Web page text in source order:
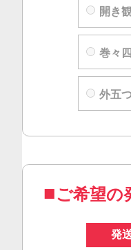
開き
巻々
外五
ご希望の
発